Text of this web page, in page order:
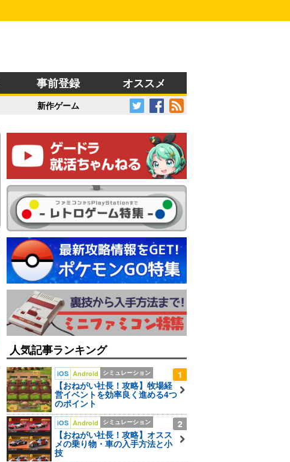
事前登録 オススメ
新作ゲーム
人気記事ランキング
1
iOS Android シミュレーション
【おねがい社長！攻略】牧場経
営イベントを効率良く進める4つ
のポイント
2
iOS Android シミュレーション
【おねがい社長！攻略】オスス
メの乗り物・車の入手方法と小
技